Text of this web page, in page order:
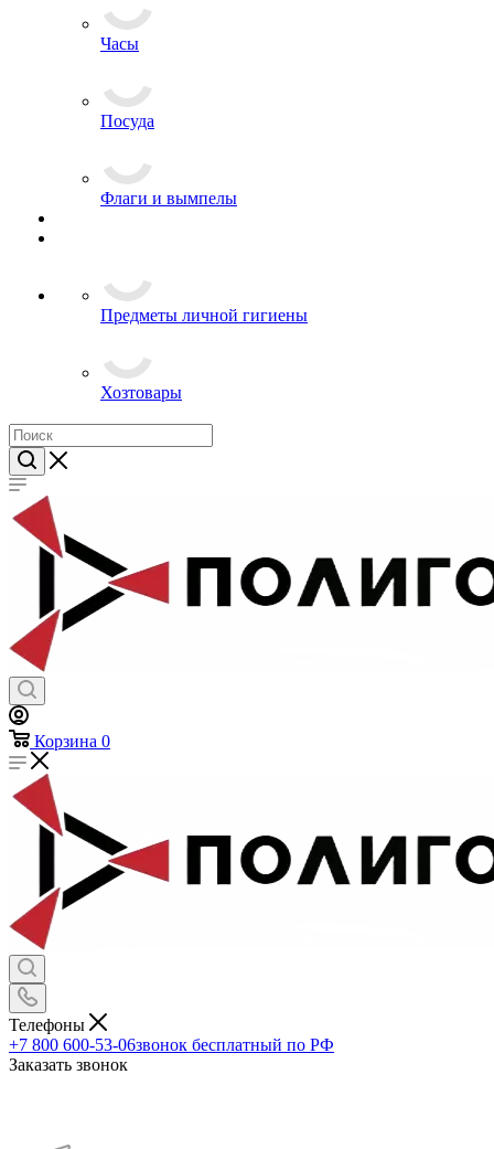
Часы
Посуда
Флаги и вымпелы
Предметы личной гигиены
Хозтовары
Корзина 0
Телефоны
+7 800 600-53-06звонок бесплатный по РФ
Заказать звонок